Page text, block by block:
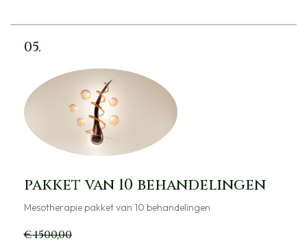
05.
pakket van 10 behandelingen
Mesotherapie pakket van 10 behandelingen
€ 1500,00